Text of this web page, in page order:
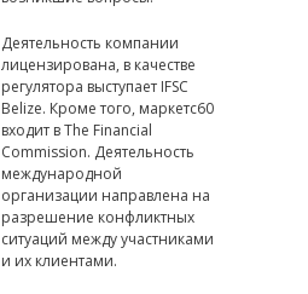
Деятельность компании
лицензирована, в качестве
регулятора выступает IFSC
Belize. Кроме того, маркетс60
входит в The Financial
Commission. Деятельность
международной
организации направлена на
разрешение конфликтных
ситуаций между участниками
и их клиентами.